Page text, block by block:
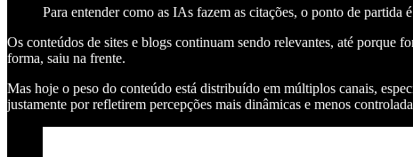
Para entender como as IAs fazem as citações, o ponto de partida
Os conteúdos de sites e blogs continuam sendo relevantes, até porque
forma, saiu na frente.
Mas hoje o peso do conteúdo está distribuído em múltiplos canais,
justamente por refletirem percepções mais dinâmicas e menos